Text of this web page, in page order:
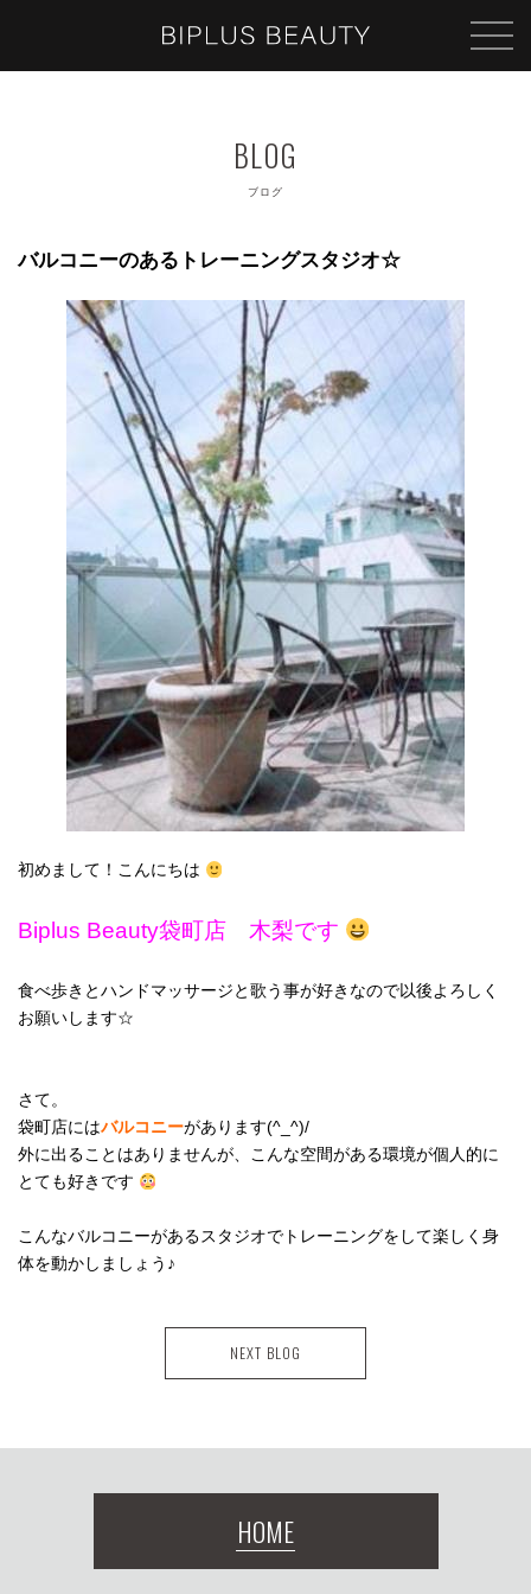
ブログ
バルコニーのあるトレーニングスタジオ☆
初めまして！こんにちは
Biplus Beauty袋町店 木梨です
食べ歩きとハンドマッサージと歌う事が好きなので以後よろしく
お願いします☆
さて。
袋町店にはバルコニーがあります(^_^)/
外に出ることはありませんが、こんな空間がある環境が個人的に
とても好きです
こんなバルコニーがあるスタジオでトレーニングをして楽しく身
体を動かしましょう♪
NEXT BLOG
HOME